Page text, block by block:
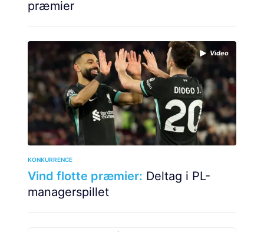
præmier
Video
KONKURRENCE
Vind flotte præmier: Deltag i PL-
managerspillet